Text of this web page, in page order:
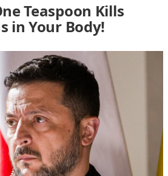
Teaspoon Kills
in Your Body!